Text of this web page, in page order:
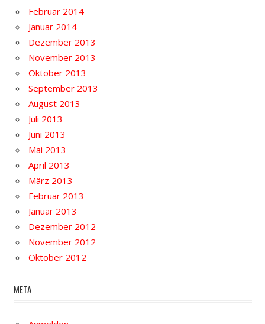
Februar 2014
Januar 2014
Dezember 2013
November 2013
Oktober 2013
September 2013
August 2013
Juli 2013
Juni 2013
Mai 2013
April 2013
März 2013
Februar 2013
Januar 2013
Dezember 2012
November 2012
Oktober 2012
META